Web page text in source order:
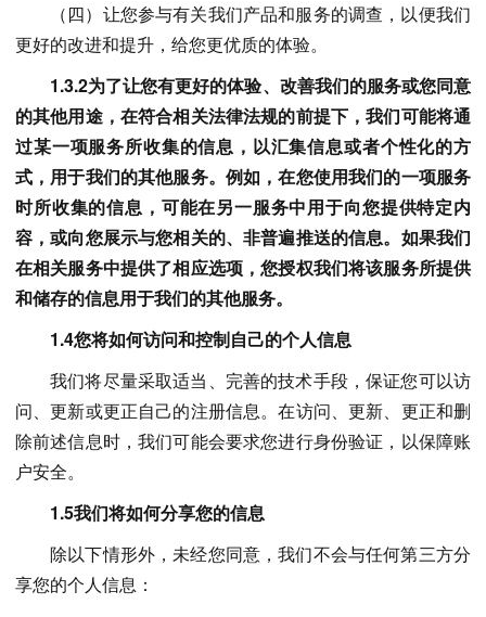
（四）让您参与有关我们产品和服务的调查，以便我们
更好的改进和提升，给您更优质的体验。
1.3.2为了让您有更好的体验、改善我们的服务或您同意
的其他用途，在符合相关法律法规的前提下，我们可能将通
过某一项服务所收集的信息，以汇集信息或者个性化的方
式，用于我们的其他服务。例如，在您使用我们的一项服务
时所收集的信息，可能在另一服务中用于向您提供特定内
容，或向您展示与您相关的、非普遍推送的信息。如果我们
在相关服务中提供了相应选项，您授权我们将该服务所提供
和储存的信息用于我们的其他服务。
1.4您将如何访问和控制自己的个人信息
我们将尽量采取适当、完善的技术手段，保证您可以访
问、更新或更正自己的注册信息。在访问、更新、更正和删
除前述信息时，我们可能会要求您进行身份验证，以保障账
户安全。
1.5我们将如何分享您的信息
除以下情形外，未经您同意，我们不会与任何第三方分
享您的个人信息：